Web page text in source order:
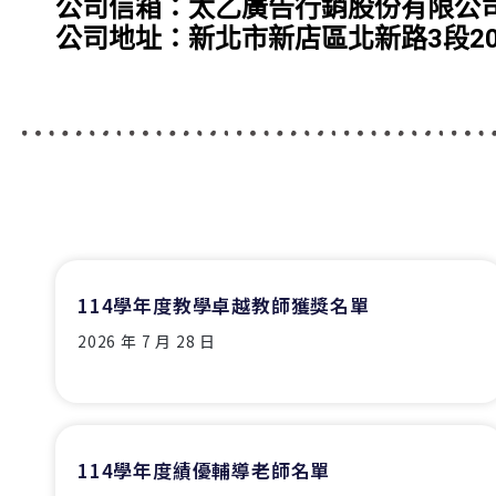
公司信箱：太乙廣告行銷股份有限
公司地址：新北市新店區北新路3段
114學年度教學卓越教師獲獎名單
2026 年 7 月 28 日
114學年度績優輔導老師名單